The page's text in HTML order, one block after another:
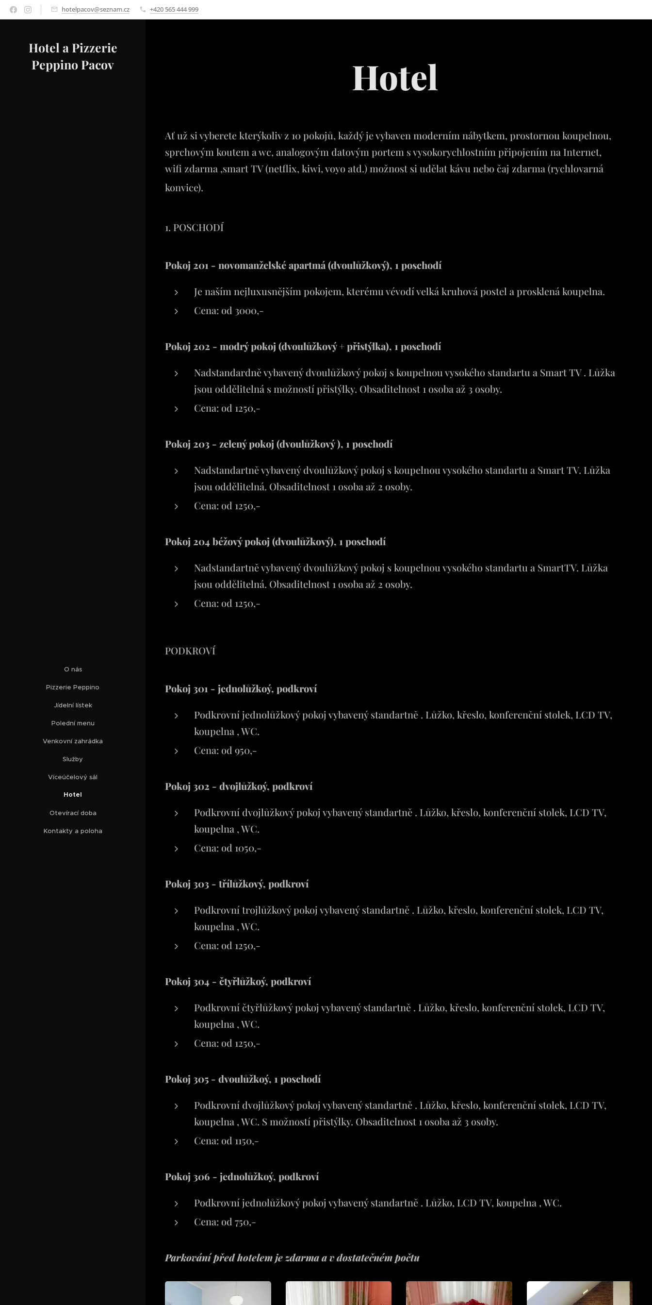
hotelpacov@seznam.cz +420 565 444 999
Hotel a Pizzerie
Peppino Pacov
O nás
Pizzerie Peppino
Jídelní lístek
Polední menu
Venkovní zahrádka
Služby
Víceúčelový sál
Hotel
Otevírací doba
Kontakty a poloha
Hotel
Ať už si vyberete kterýkoliv z 10 pokojů, každý je vybaven moderním nábytkem, prostornou koupelnou,
sprchovým koutem a wc, analogovým datovým portem s vysokorychlostním připojením na Internet,
wifi zdarma ,smart TV (netflix, kiwi, voyo atd.) možnost si udělat kávu nebo čaj zdarma (rychlovarná
konvice).
1. POSCHODÍ
Pokoj 201 - novomanželské apartmá (dvoulůžkový), 1 poschodí
Je naším nejluxusnějším pokojem, kterému vévodí velká kruhová postel a prosklená koupelna.
Cena: od 3000,-
Pokoj 202 - modrý pokoj (dvoulůžkový + přistýlka), 1 poschodí
Nadstandardně vybavený dvoulůžkový pokoj s koupelnou vysokého standartu a Smart TV . Lůžka
jsou oddělitelná s možností přistýlky. Obsaditelnost 1 osoba až 3 osoby.
Cena: od 1250,-
Pokoj 203 - zelený pokoj (dvoulůžkový ), 1 poschodí
Nadstandartně vybavený dvoulůžkový pokoj s koupelnou vysokého standartu a Smart TV. Lůžka
jsou oddělitelná. Obsaditelnost 1 osoba až 2 osoby.
Cena: od 1250,-
Pokoj 204 béžový pokoj (dvoulůžkový), 1 poschodí
Nadstandartně vybavený dvoulůžkový pokoj s koupelnou vysokého standartu a SmartTV. Lůžka
jsou oddělitelná. Obsaditelnost 1 osoba až 2 osoby.
Cena: od 1250,-
PODKROVÍ
Pokoj 301 - jednolůžkoý, podkroví
Podkrovní jednolůžkový pokoj vybavený standartně . Lůžko, křeslo, konferenční stolek, LCD TV,
koupelna , WC.
Cena: od 950,-
Pokoj 302 - dvojlůžkoý, podkroví
Podkrovní dvojlůžkový pokoj vybavený standartně . Lůžko, křeslo, konferenční stolek, LCD TV,
koupelna , WC.
Cena: od 1050,-
Pokoj 303 - třílůžkový, podkroví
Podkrovní trojlůžkový pokoj vybavený standartně . Lůžko, křeslo, konferenční stolek, LCD TV,
koupelna , WC.
Cena: od 1250,-
Pokoj 304 - čtyřlůžkoý, podkroví
Podkrovní čtyřlůžkový pokoj vybavený standartně . Lůžko, křeslo, konferenční stolek, LCD TV,
koupelna , WC.
Cena: od 1250,-
Pokoj 305 - dvoulůžkoý, 1 poschodí
Podkrovní dvojlůžkový pokoj vybavený standartně . Lůžko, křeslo, konferenční stolek, LCD TV,
koupelna , WC. S možností přistýlky. Obsaditelnost 1 osoba až 3 osoby.
Cena: od 1150,-
Pokoj 306 - jednolůžkoý, podkroví
Podkrovní jednolůžkový pokoj vybavený standartně . Lůžko, LCD TV, koupelna , WC.
Cena: od 750,-
Parkování před hotelem je zdarma a v dostatečném počtu